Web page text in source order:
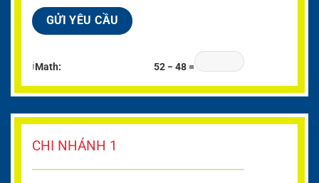
ℹMath: 52 − 48 =
CHI NHÁNH 1